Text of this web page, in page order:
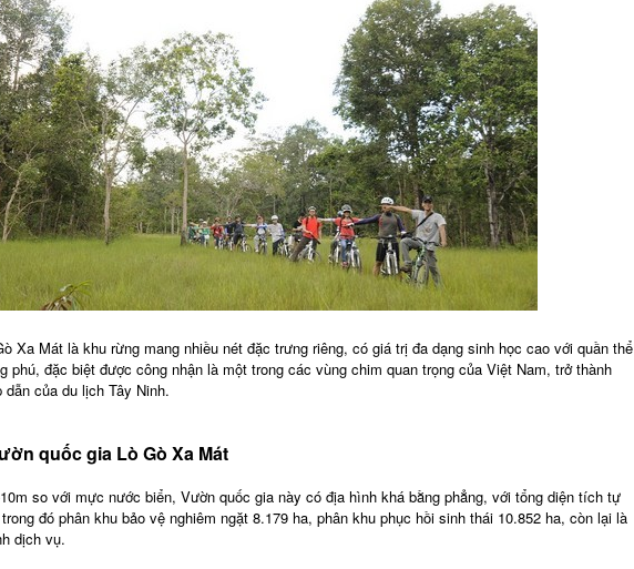
Xa Mát là khu rừng mang nhiều nét đặc trưng riêng, có giá trị đa dạng sinh học cao với quần thể
phú, đặc biệt được công nhận là một trong các vùng chim quan trọng của Việt Nam, trở thành
của du lịch Tây Ninh.
quốc gia Lò Gò Xa Mát
so với mực nước biển, Vườn quốc gia này có địa hình khá bằng phẳng, với tổng diện tích tự
đó phân khu bảo vệ nghiêm ngặt 8.179 ha, phân khu phục hồi sinh thái 10.852 ha, còn lại là
dịch vụ.